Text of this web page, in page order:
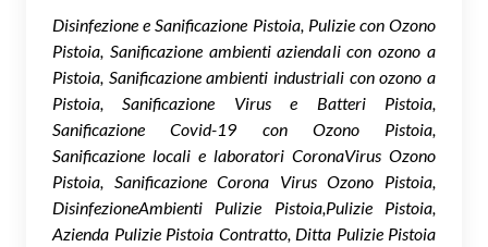
Disinfezione e Sanificazione Pistoia, Pulizie con Ozono
Pistoia, Sanificazione ambienti aziendali con ozono a
Pistoia, Sanificazione ambienti industriali con ozono a
Pistoia, Sanificazione Virus e Batteri Pistoia,
Sanificazione Covid-19 con Ozono Pistoia,
Sanificazione locali e laboratori CoronaVirus Ozono
Pistoia, Sanificazione Corona Virus Ozono Pistoia,
DisinfezioneAmbienti Pulizie Pistoia,Pulizie Pistoia,
Azienda Pulizie Pistoia Contratto, Ditta Pulizie Pistoia